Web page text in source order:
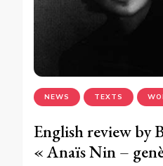
NEWS TEXTS
English review by
« Anaïs Nin –